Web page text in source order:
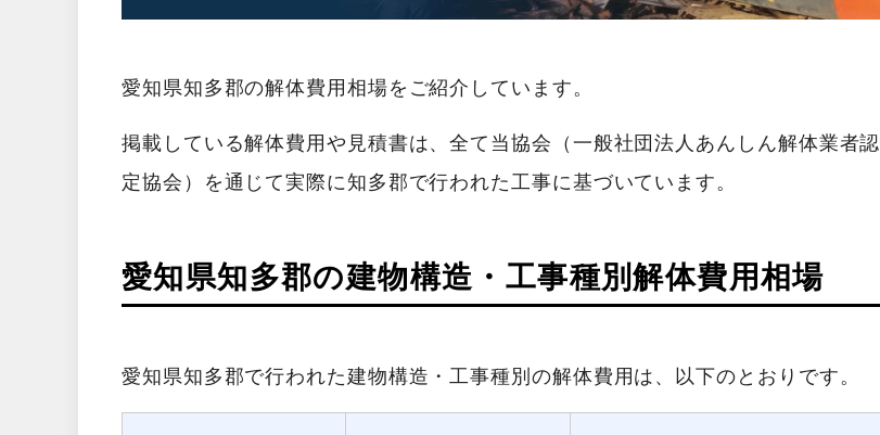
愛知県知多郡の解体費用相場をご紹介しています。
掲載している解体費用や見積書は、全て当協会（一般社団法人あんしん解体業者認
定協会）を通じて実際に知多郡で行われた工事に基づいています。
愛知県知多郡の建物構造・工事種別解体費用相場
愛知県知多郡で行われた建物構造・工事種別の解体費用は、以下のとおりです。